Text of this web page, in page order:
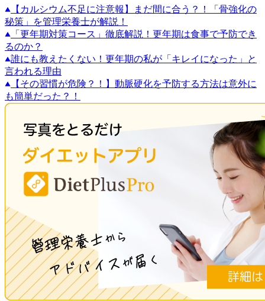
【カルシウム不足に注意報】まだ間に合う？！「骨強化の
秘策」を管理栄養士が解説！
「更年期対策コース」徹底解説！更年期は食事で予防でき
るのか？
誰にも教えたくない！更年期の私が「キレイになった」と
言われる理由
【その習慣が危険？！】動脈硬化を予防する方法は意外に
も簡単だった？！